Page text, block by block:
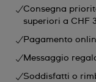
Consegna
superiori a CHF
Pagamento
Messaggio
Soddisfatti o